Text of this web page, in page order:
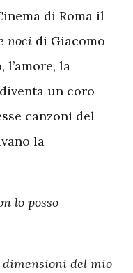
di Roma il
noci di Giacomo
la
un coro
canzoni del
la
lo posso
dimensioni del mio